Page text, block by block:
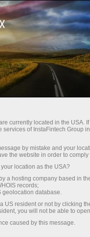
traders
Analyses Forex
ANALYSIS
currently located in the USA.
services of InstaFintech Group
by mistake and your
the website in order to
location as the USA?
a hosting company based in
records;
geolocation database.
US resident or not by clicking
you will not be able to
caused by this message.